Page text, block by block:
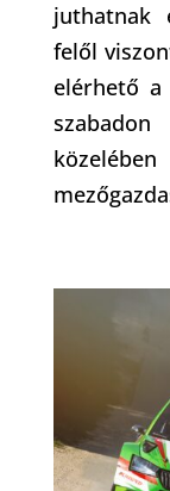
juthatnak
felől
elérhető a